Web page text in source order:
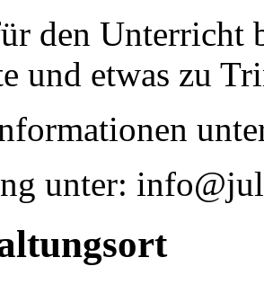
den Unterricht
und etwas zu
unter: